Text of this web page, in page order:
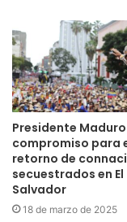
Presidente
compromiso para
retorno de
secuestrados en El
Salvador
18 de marzo de 2025